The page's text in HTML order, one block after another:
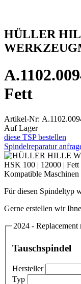
HÜLLER
Fett
Artikel-Nr:
Auf Lager
diese TSP bestellen
Spindelreparatur
Kompatible Maschinen
Für diesen Spindeltyp
Gerne erstellen wir
2024 - Replacement
Tauschspindel
Hersteller
Typ